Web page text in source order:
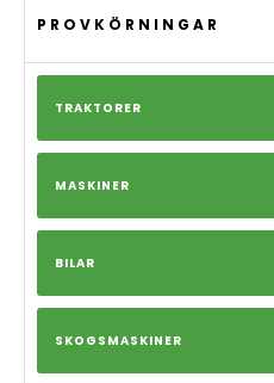
PROVKÖRNINGAR
TRAKTORER
MASKINER
BILAR
SKOGSMASKINER